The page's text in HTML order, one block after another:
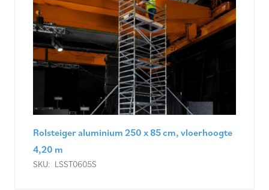
Rolsteiger aluminium 250 x 85 cm, vloerhoogte
4,20 m
SKU: LSST0605S